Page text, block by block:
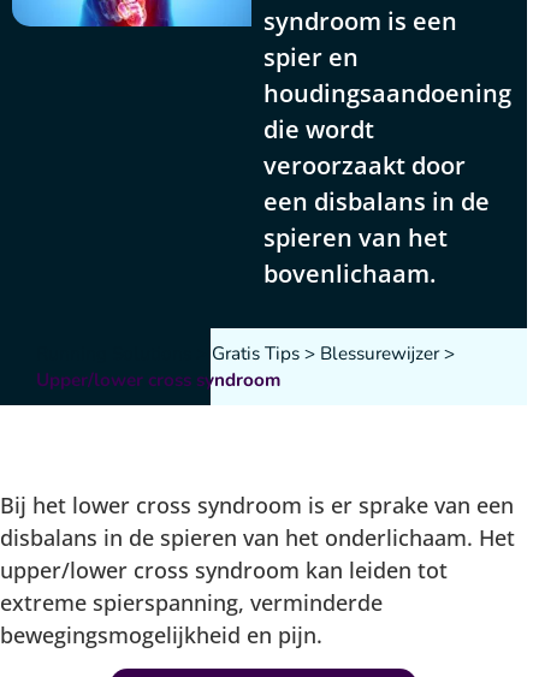
syndroom is een
spier en
houdingsaandoening
die wordt
veroorzaakt door
een disbalans in de
spieren van het
bovenlichaam.
Gratis Tips > Blessurewijzer>
Upper/lower cross syndroom
Bij het lower cross syndroom is er sprake van een
disbalans in de spieren van het onderlichaam. Het
upper/lower cross syndroom kan leiden tot
extreme spierspanning, verminderde
bewegingsmogelijkheid en pijn.